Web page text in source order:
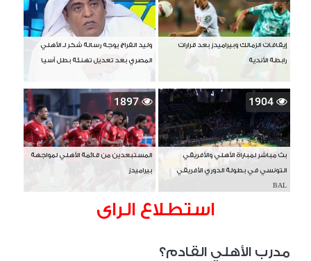
إيقافات الزمالك وبيراميدز بعد قرارات
رابطة الأندية
وليد الفراج يوجه رسالة شكر لـ الأهلي
المصري بعد تعديل تهنئة بطل آسيا
1904
بث مباشر لمباراة الأهلي والأفريقي
التونسي في بطولة الدوري الأفريقي
BAL
1897
المستبعدين من قائمة الأهلي لمواجهة
بيراميدز
استطلاع الراى
مدرب الأهلي القادم؟